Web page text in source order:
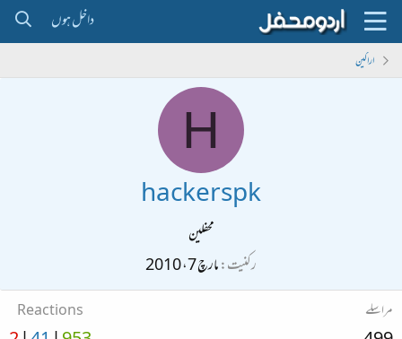
داخل ہوں
اراکین
H
hackerspk
محفلین
رکنیت مارچ 7، 2010
مراسلے Reactions